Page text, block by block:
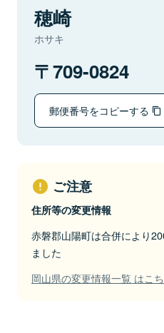
穂崎
ホサキ
709-0824
郵便番号をコピーする
ご注意
住所等の変更情報
赤磐郡山陽町は合併により
ました
岡山県の変更情報一覧 はこ